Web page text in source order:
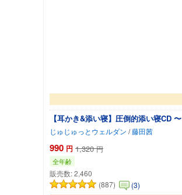
【耳かき&添い寝】圧倒的添い寝CD
じゅじゅっとウェルダン /藤田茜
990 円 1,320 円
全年齢
販売数:2,460
(887)
(3)